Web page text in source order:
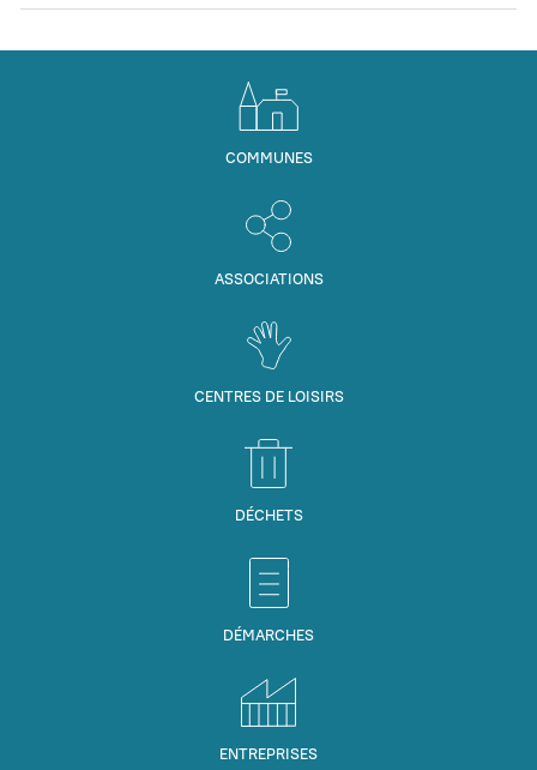
COMMUNES
ASSOCIATIONS
CENTRES DE LOISIRS
DÉCHETS
DÉMARCHES
ENTREPRISES